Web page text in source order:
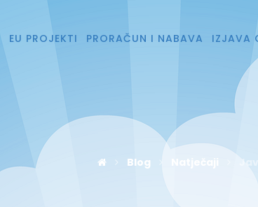
EU PROJEKTI PRORAČUN I NABAVA IZJAVA
Blog Natječaji